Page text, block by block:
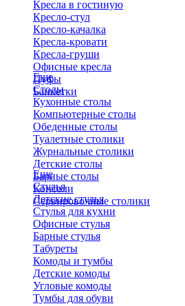
Кресла в гостиную
Кресло-стул
Кресло-качалка
Кресла-кровати
Кресла-груши
Офисные кресла
Пуфы
Банкетки
Еще
Столы
Кухонные столы
Компьютерные столы
Обеденные столы
Туалетные столики
Журнальные столики
​Детские столы
Барные столы
Консоли
Сервировочные столики
Еще
Стулья
Детские стулья
Стулья для кухни
Офисные стулья
Барные стулья
Табуреты
Комоды и тумбы
Детские комоды
Угловые комоды
Тумбы для обуви